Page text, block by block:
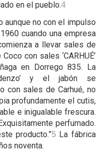
en el pueblo.4
aunque no con el impulso
cuando una empresa
a llevar sales de
con sales ‘CARHUÉ’
en Dorrego 835. La
y el jabón se
con sales de Carhué, no
profundamente el cutis,
e inigualable frescura.
perfumado.
producto.”5 La fábrica
noventa.